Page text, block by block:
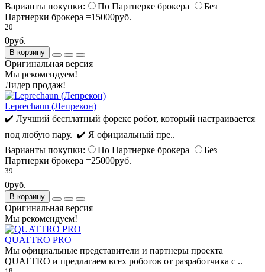
Варианты покупки:
По Партнерке брокера
Без
Партнерки брокера =15000руб.
20
0руб.
В корзину
Оригинальная версия
Мы рекомендуем!
Лидер продаж!
Leprechaun (Лепрекон)
✔️ Лучший бесплатный форекс робот, который настраивается
под любую пару. ✔️ Я официальный пре..
Варианты покупки:
По Партнерке брокера
Без
Партнерки брокера =25000руб.
39
0руб.
В корзину
Оригинальная версия
Мы рекомендуем!
QUATTRO PRO
Мы официальные представители и партнеры проекта
QUATTRO и предлагаем всех роботов от разработчика с ..